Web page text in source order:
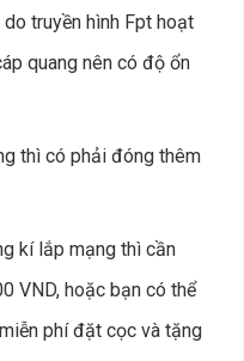
truyền hình Fpt hoạt
quang nên có độ ổn
thì có phải đóng thêm
kí lắp mạng thì cần
VND, hoặc bạn có thể
phí đặt cọc và tặng